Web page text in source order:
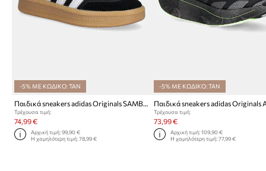
-5% ΜΕ ΚΩΔΙΚΟ: TAN
Παιδικά sneakers adidas Originals SAMBA XLG
Τρέχουσα τιμή:
74,99 €
Αρχική τιμή:99,90 €
Η χαμηλότερη τιμή:78,99 €
-5% ΜΕ ΚΩΔΙΚΟ: TAN
Τρέχουσα τιμή:
73,99 €
Αρχική τιμή: 109,90 €
Η χαμηλότερη τιμή: 77,99 €